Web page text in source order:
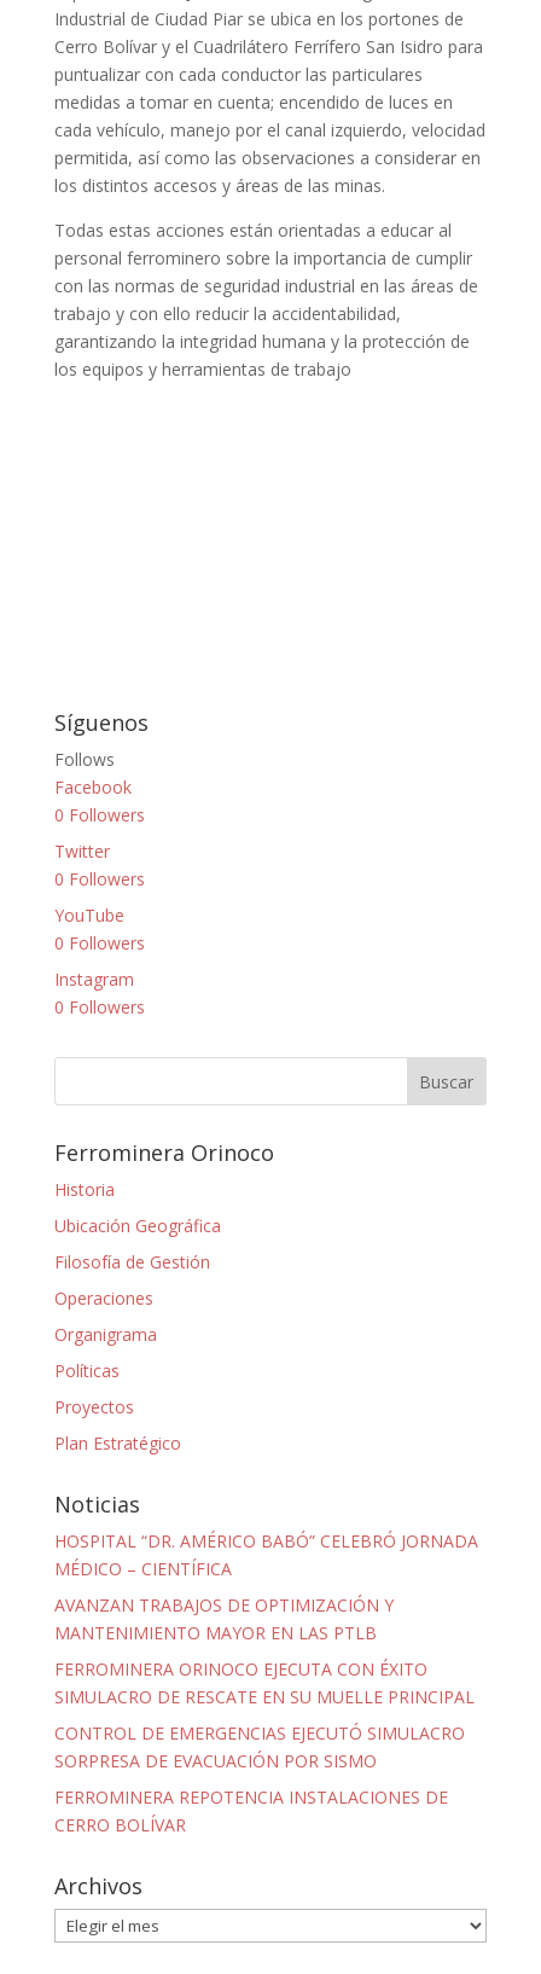
Industrial de Ciudad Piar se ubica en los portones de
Cerro Bolívar y el Cuadrilátero Ferrífero San Isidro para
puntualizar con cada conductor las particulares
medidas a tomar en cuenta; encendido de luces en
cada vehículo, manejo por el canal izquierdo, velocidad
permitida, así como las observaciones a considerar en
los distintos accesos y áreas de las minas.
Todas estas acciones están orientadas a educar al
personal ferrominero sobre la importancia de cumplir
con las normas de seguridad industrial en las áreas de
trabajo y con ello reducir la accidentabilidad,
garantizando la integridad humana y la protección de
los equipos y herramientas de trabajo
Síguenos
Follows
Facebook
0 Followers
Twitter
0 Followers
YouTube
0 Followers
Instagram
0 Followers
Ferrominera Orinoco
Historia
Ubicación Geográfica
Filosofía de Gestión
Operaciones
Organigrama
Políticas
Proyectos
Plan Estratégico
Noticias
HOSPITAL “DR. AMÉRICO BABÓ” CELEBRÓ JORNADA
MÉDICO – CIENTÍFICA
AVANZAN TRABAJOS DE OPTIMIZACIÓN Y
MANTENIMIENTO MAYOR EN LAS PTLB
FERROMINERA ORINOCO EJECUTA CON ÉXITO
SIMULACRO DE RESCATE EN SU MUELLE PRINCIPAL
CONTROL DE EMERGENCIAS EJECUTÓ SIMULACRO
SORPRESA DE EVACUACIÓN POR SISMO
FERROMINERA REPOTENCIA INSTALACIONES DE
CERRO BOLÍVAR
Archivos
Archivos